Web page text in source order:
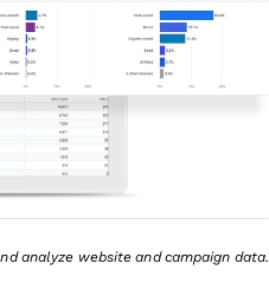
analyze website and campaign data.